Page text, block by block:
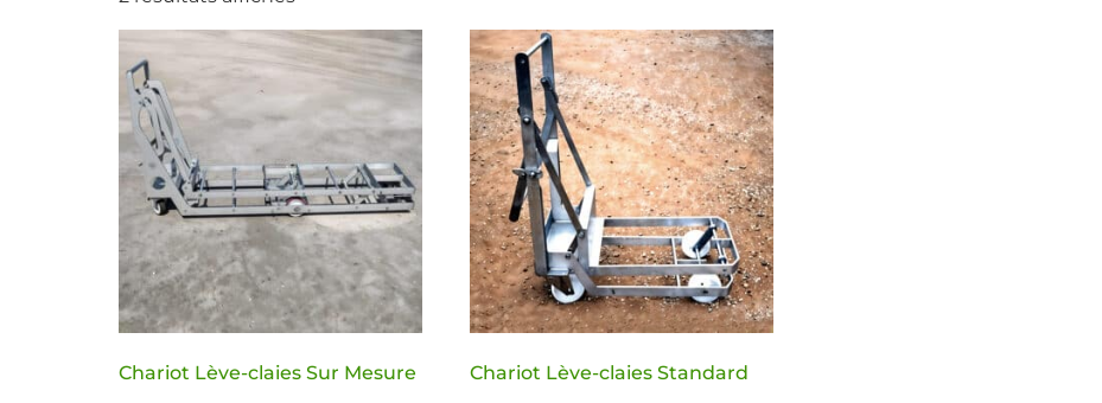
Chariot Lève-claies Sur Mesure Chariot Lève-claies Standard